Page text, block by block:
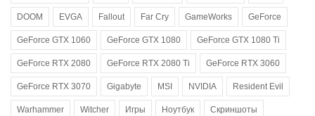
DOOM EVGA Fallout Far Cry GameWorks GeForce
GeForce GTX 1060 GeForce GTX 1080 GeForce GTX 1080 Ti
GeForce RTX 2080 GeForce RTX 2080 Ti GeForce RTX 3060
GeForce RTX 3070 Gigabyte MSI NVIDIA Resident Evil
Warhammer Witcher Игры Ноутбук Скриншоты